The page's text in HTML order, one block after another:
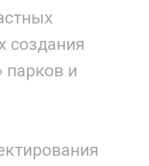
создания
парков и